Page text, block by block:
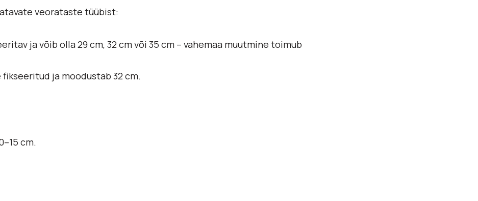
veorataste tüübist:
ja võib olla 29 cm, 32 cm või 35 cm – vahemaa muutmine toimub
ja moodustab 32 cm.
cm.